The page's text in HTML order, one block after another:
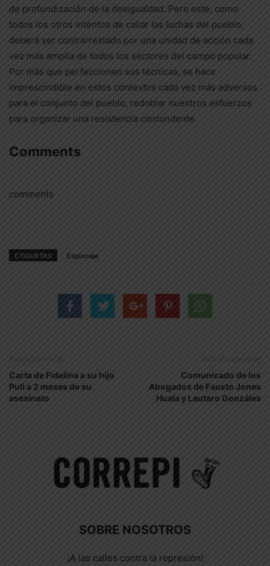
de profundización de la desigualdad. Pero este, como
todos los otros intentos de callar las luchas del pueblo,
deberá ser contrarrestado por una unidad de acción cada
vez más amplia de todos los sectores del campo popular.
Por más que perfeccionen sus técnicas, se hace
imprescindible en estos contextos cada vez más adversos
para el conjunto del pueblo, redoblar nuestros esfuerzos
para organizar una resistencia contundente.
Comments
comments
ETIQUETAS Espionaje
Artículo anterior
Carta de Fidelina a su hijo
Puli a 2 meses de su
asesinato
Artículo siguiente
Comunicado de los
Abogados de Fausto Jones
Huala y Lautaro Gonzáles
SOBRE NOSOTROS
¡A las calles contra la represión!